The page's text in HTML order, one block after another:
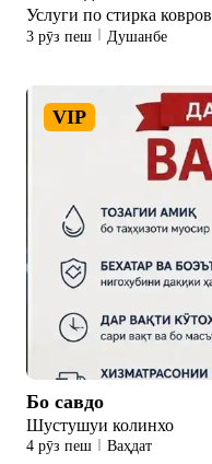
Услуги по стирка ковров
3 рӯз пеш Душанбе
VIP
Бо савдо
Шустушуи колинхо
4 рӯз пеш Ваҳдат